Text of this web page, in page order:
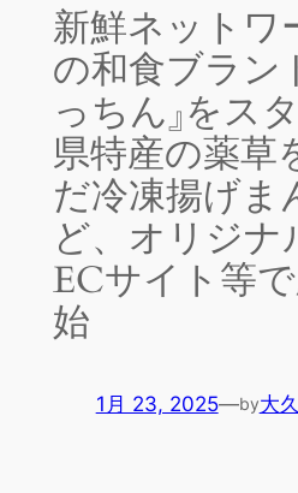
新鮮ネットワ
の和食ブラン
っちん』をス
県特産の薬草
だ冷凍揚げま
ど、オリジナ
ECサイト等
始
1月 23, 2025—by大